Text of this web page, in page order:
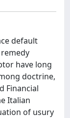
default
have long
doctrine,
Financial
Italian
of usury